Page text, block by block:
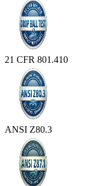
21 CFR 801.410
ANSI Z80.3